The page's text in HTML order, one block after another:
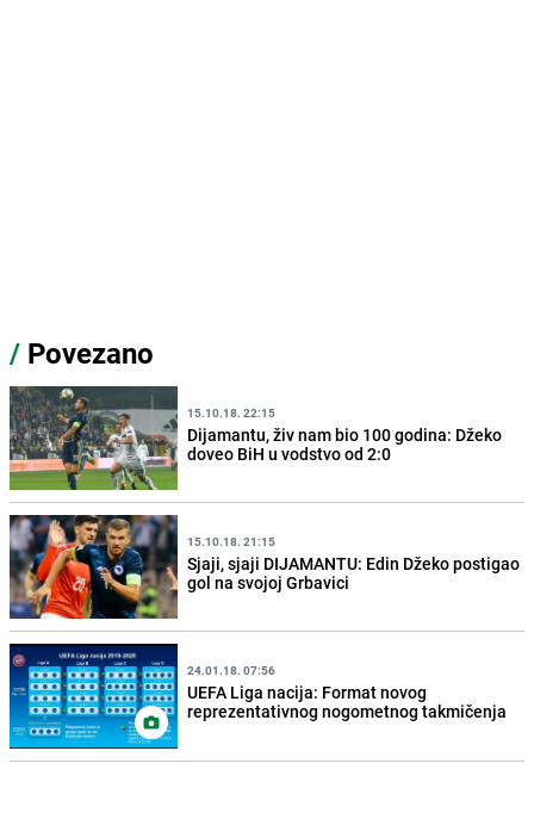
/ Povezano
15.10.18. 22:15
Dijamantu, živ nam bio 100 godina: Džeko
doveo BiH u vodstvo od 2:0
15.10.18. 21:15
Sjaji, sjaji DIJAMANTU: Edin Džeko postigao
gol na svojoj Grbavici
24.01.18. 07:56
UEFA Liga nacija: Format novog
reprezentativnog nogometnog takmičenja